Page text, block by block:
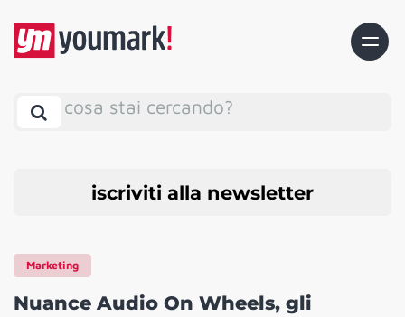
cosa stai cercando?
iscriviti alla newsletter
Marketing
Nuance Audio On Wheels, gli